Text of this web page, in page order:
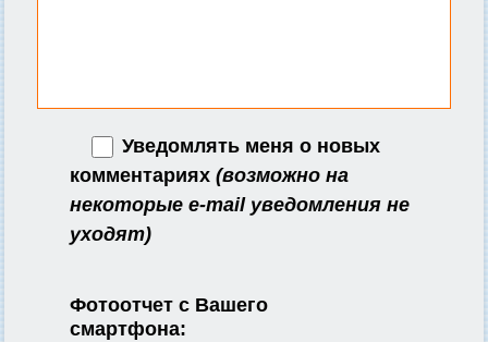
Уведомлять меня о новых
комментариях (возможно на
некоторые e-mail уведомления не
уходят)
Фотоотчет с Вашего
смартфона: